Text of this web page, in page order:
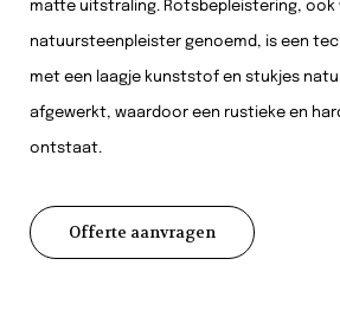
matte uitstraling. Rotsbepleistering, ook
natuursteenpleister genoemd, is een
met een laagje kunststof en stukjes
afgewerkt, waardoor een rustieke en
ontstaat.
Offerte aanvragen